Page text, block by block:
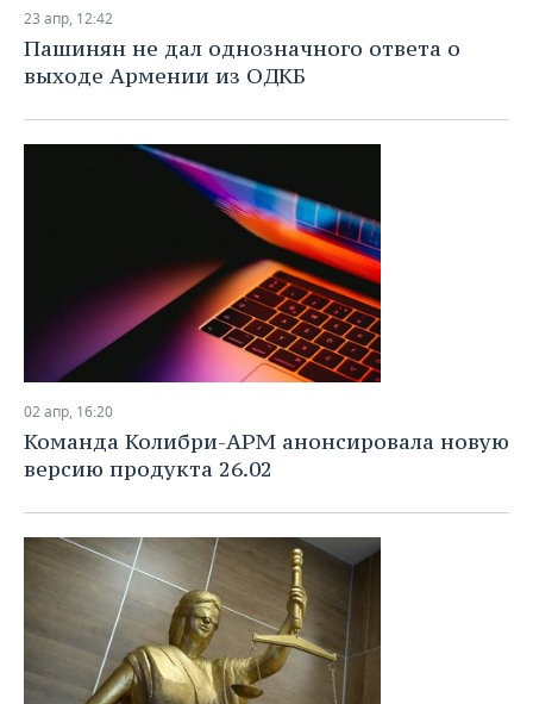
НЕФТЕХИМИЯ
НЕФТЬ
ОПК
РОЗНИЧНАЯ ТОРГОВЛЯ
НОВОСТИ ТЕХНОЛОГИЙ
ТЕЛЕКОММУНИКАЦИИ
МЕРОПРИЯТИЯ
ВЫЕЗДНАЯ РЕДАКЦИЯ
ONLINE-КОНФЕРЕНЦИИ
ОТКРЫТАЯ ЛЕКЦИЯ
НОВОСТИ СПОРТА
БАСКЕТБОЛ
ВОЛЕЙБОЛ
КИБЕРСПОРТ
ФИГУРНОЕ КАТАНИЕ
ВОДНЫЕ ВИДЫ СПОРТА
ХОККЕЙ С МЯЧОМ
НОВОСТИ ОБЩЕСТВА
ИНФРАСТРУКТУРА
ИСТОРИЯ
КУЛЬТУРА
МЕДИЦИНА
ОБРАЗОВАНИЕ
ПРОИСШЕСТВИЯ
СПРАВОЧНИК
СПИСОК ПЕРСОН
СПИСОК КОМПАНИЙ
ПОЛНАЯ ВЕРСИЯ
23 апр, 12:42
Пашинян не дал однозначного ответа о
выходе Армении из ОДКБ
02 апр, 16:20
Команда Колибри-АРМ анонсировала новую
версию продукта 26.02